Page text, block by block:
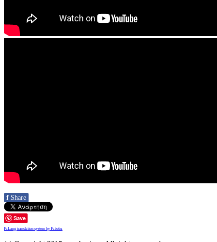
f Share
Save
FaLang translation system by Faboba